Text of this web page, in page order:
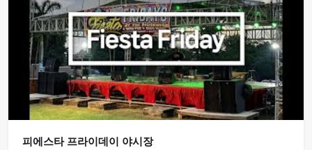
피에스타 프라이데이 야시장